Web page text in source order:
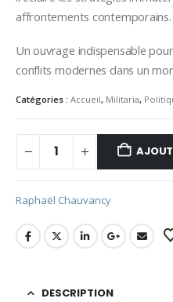
affrontements contemporains.
Un ouvrage indispensable
conflits modernes dans un
Catégories : Accueil, Militaria,
Raphaël Chauvancy
DESCRIPTION